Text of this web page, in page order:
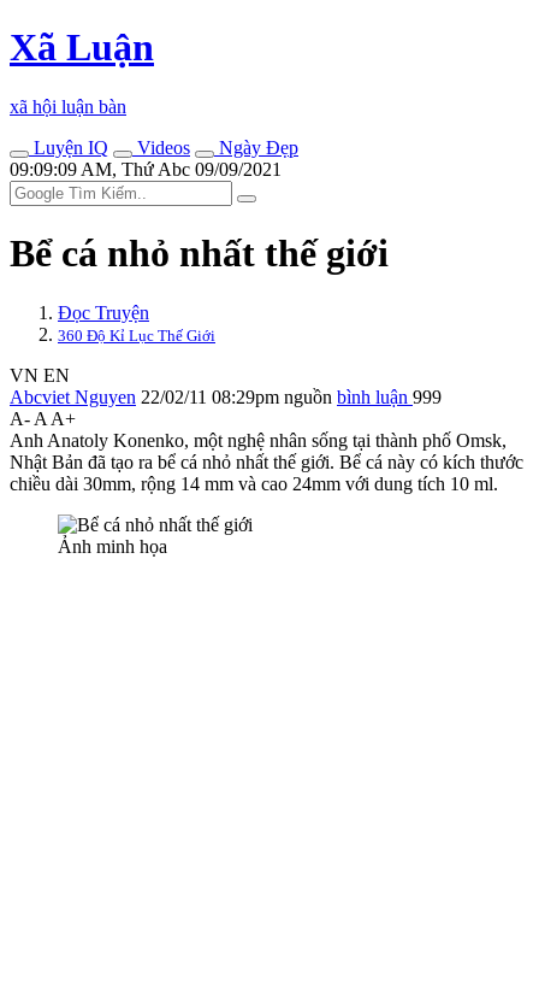
Xã Luận
xã hội luận bàn
Luyện IQ
Videos
Ngày Đẹp
09:09:09 AM, Thứ Abc 09/09/2021
Bể cá nhỏ nhất thế giới
Đọc Truyện
360 Độ Kỉ Lục Thế Giới
VN EN
Abcviet Nguyen 22/02/11 08:29pm nguồn bình luận 999
A- A A+
Anh Anatoly Konenko, một nghệ nhân sống tại thành phố Omsk,
Nhật Bản đã tạo ra bể cá nhỏ nhất thế giới. Bể cá này có kích thước
chiều dài 30mm, rộng 14 mm và cao 24mm với dung tích 10 ml.
Ảnh minh họa